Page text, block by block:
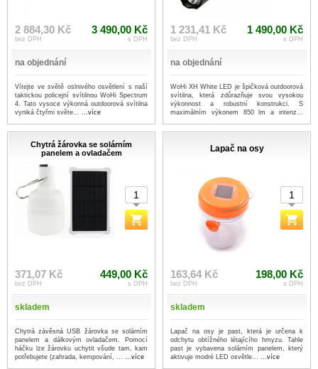
2 884,30 Kč
bez DPH
3 490,00 Kč
s DPH
na objednání
Vítejte ve světě oslnivého osvětlení s naší
taktickou policejní svítilnou WoHi Spectrum
4. Tato vysoce výkonná outdoorová svítilna
vyniká čtyřmi světe... ...více
1 231,41 Kč
bez DPH
1 490,00 Kč
s DPH
na objednání
WoHi XH White LED je špičková outdoorová
svítilna, která zdůrazňuje svou vysokou
výkonnost a robustní konstrukci. S
maximálním výkonem 850 lm a intenz...
Chytrá žárovka se solárním
panelem a ovladačem
371,07 Kč
bez DPH
449,00 Kč
s DPH
skladem
Chytrá závěsná USB žárovka se solárním
panelem a dálkovým ovladačem. Pomocí
háčku lze žárovku uchytit všude tam, kam
potřebujete (zahrada, kempování, ... ...více
Lapač na osy
163,64 Kč
bez DPH
198,00 Kč
s DPH
skladem
Lapač na osy je past, která je určena k
odchytu obtížného létajícího hmyzu. Tahle
past je vybavena solárním panelem, který
aktivuje modré LED osvětle... ...více